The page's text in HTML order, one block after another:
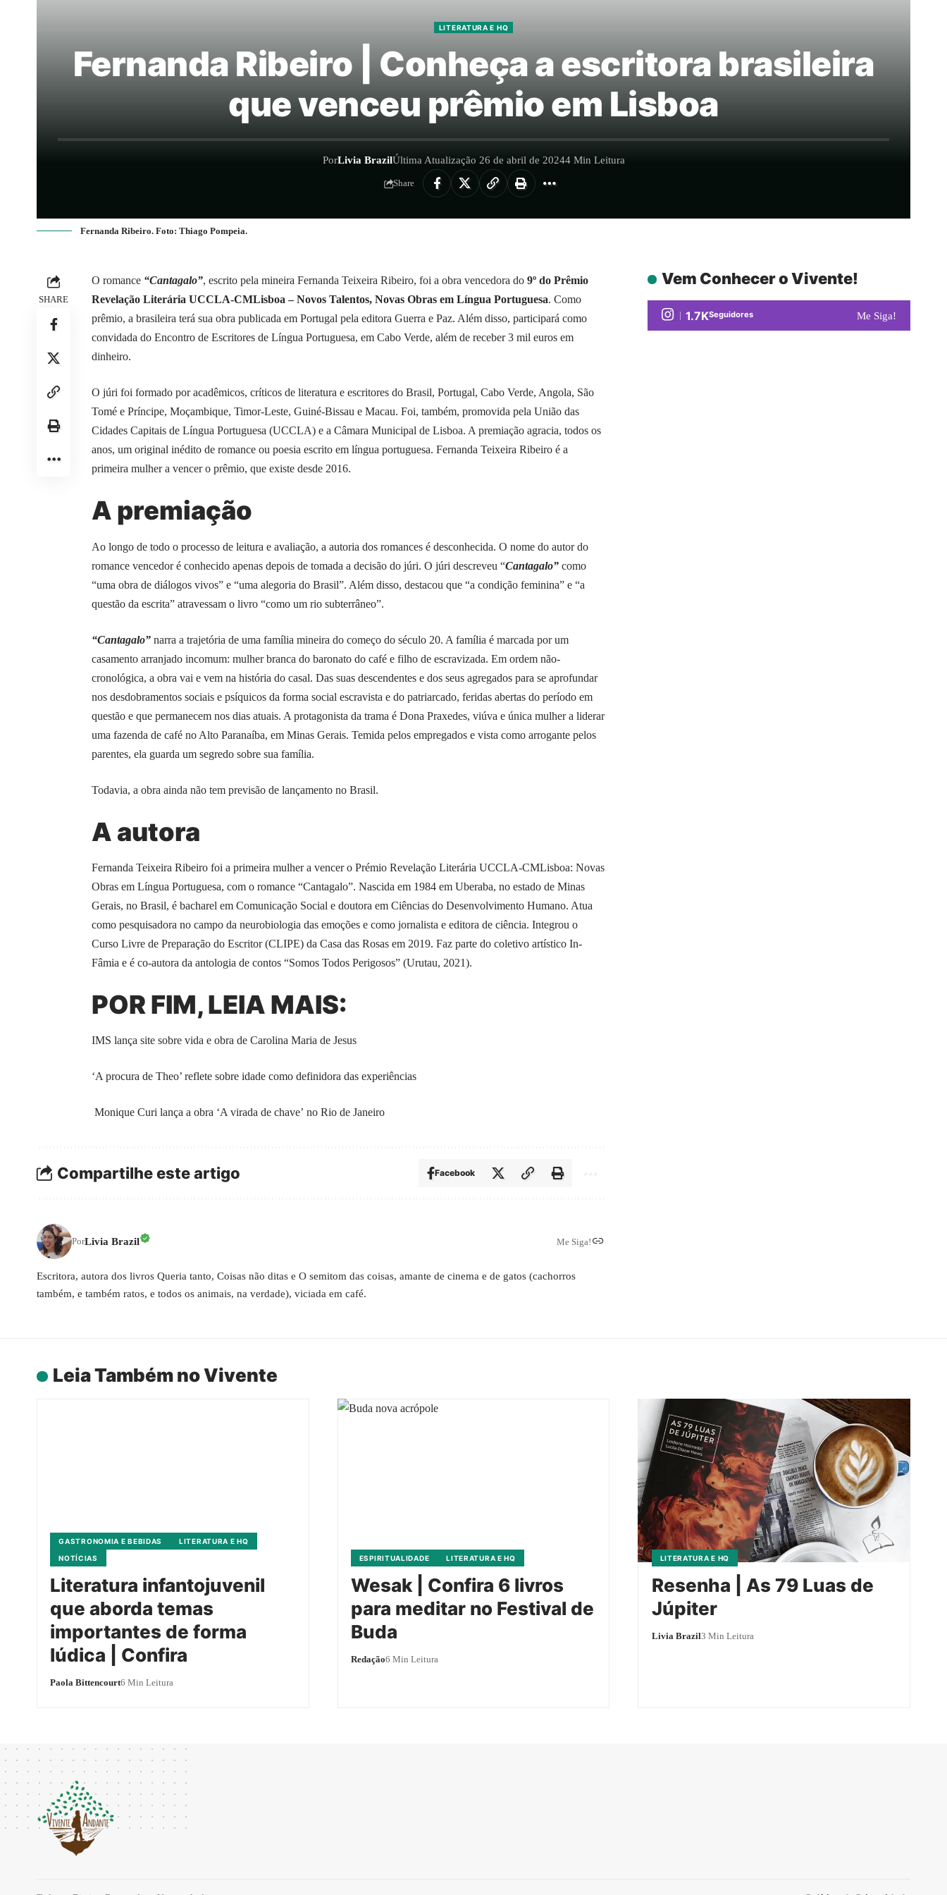
LITERATURA E HQ
Fernanda Ribeiro | Conheça a escritora brasileira
que venceu prêmio em Lisboa
PorLivia BrazilÚltima Atualização 26 de abril de 20244 Min Leitura
Share
Fernanda Ribeiro. Foto: Thiago Pompeia.
SHARE
O romance “Cantagalo”, escrito pela mineira Fernanda Teixeira Ribeiro, foi a obra vencedora do 9º do Prêmio
Revelação Literária UCCLA-CMLisboa – Novos Talentos, Novas Obras em Língua Portuguesa. Como
prêmio, a brasileira terá sua obra publicada em Portugal pela editora Guerra e Paz. Além disso, participará como
convidada do Encontro de Escritores de Língua Portuguesa, em Cabo Verde, além de receber 3 mil euros em
dinheiro.
O júri foi formado por acadêmicos, críticos de literatura e escritores do Brasil, Portugal, Cabo Verde, Angola, São
Tomé e Príncipe, Moçambique, Timor-Leste, Guiné-Bissau e Macau. Foi, também, promovida pela União das
Cidades Capitais de Língua Portuguesa (UCCLA) e a Câmara Municipal de Lisboa. A premiação agracia, todos os
anos, um original inédito de romance ou poesia escrito em língua portuguesa. Fernanda Teixeira Ribeiro é a
primeira mulher a vencer o prêmio, que existe desde 2016.
A premiação
Ao longo de todo o processo de leitura e avaliação, a autoria dos romances é desconhecida. O nome do autor do
romance vencedor é conhecido apenas depois de tomada a decisão do júri. O júri descreveu “Cantagalo” como
“uma obra de diálogos vivos” e “uma alegoria do Brasil”. Além disso, destacou que “a condição feminina” e “a
questão da escrita” atravessam o livro “como um rio subterrâneo”.
“Cantagalo” narra a trajetória de uma família mineira do começo do século 20. A família é marcada por um
casamento arranjado incomum: mulher branca do baronato do café e filho de escravizada. Em ordem não-
cronológica, a obra vai e vem na história do casal. Das suas descendentes e dos seus agregados para se aprofundar
nos desdobramentos sociais e psíquicos da forma social escravista e do patriarcado, feridas abertas do período em
questão e que permanecem nos dias atuais. A protagonista da trama é Dona Praxedes, viúva e única mulher a liderar
uma fazenda de café no Alto Paranaíba, em Minas Gerais. Temida pelos empregados e vista como arrogante pelos
parentes, ela guarda um segredo sobre sua família.
Todavia, a obra ainda não tem previsão de lançamento no Brasil.
A autora
Fernanda Teixeira Ribeiro foi a primeira mulher a vencer o Prémio Revelação Literária UCCLA-CMLisboa: Novas
Obras em Língua Portuguesa, com o romance “Cantagalo”. Nascida em 1984 em Uberaba, no estado de Minas
Gerais, no Brasil, é bacharel em Comunicação Social e doutora em Ciências do Desenvolvimento Humano. Atua
como pesquisadora no campo da neurobiologia das emoções e como jornalista e editora de ciência. Integrou o
Curso Livre de Preparação do Escritor (CLIPE) da Casa das Rosas em 2019. Faz parte do coletivo artístico In-
Fâmia e é co-autora da antologia de contos “Somos Todos Perigosos” (Urutau, 2021).
POR FIM, LEIA MAIS:
IMS lança site sobre vida e obra de Carolina Maria de Jesus
‘A procura de Theo’ reflete sobre idade como definidora das experiências
Monique Curi lança a obra ‘A virada de chave’ no Rio de Janeiro
Compartilhe este artigo Facebook
PorLivia Brazil Me Siga!
Escritora, autora dos livros Queria tanto, Coisas não ditas e O semitom das coisas, amante de cinema e de gatos (cachorros
também, e também ratos, e todos os animais, na verdade), viciada em café.
Vem Conhecer o Vivente!
1.7KSeguidores Me Siga!
Leia Também no Vivente
GASTRONOMIA E BEBIDAS
LITERATURA E HQ
NOTÍCIAS
Literatura infantojuvenil
que aborda temas
importantes de forma
lúdica | Confira
Paola Bittencourt6 Min Leitura
ESPIRITUALIDADE LITERATURA E HQ
Wesak | Confira 6 livros
para meditar no Festival de
Buda
Redação6 Min Leitura
LITERATURA E HQ
Resenha | As 79 Luas de
Júpiter
Livia Brazil3 Min Leitura